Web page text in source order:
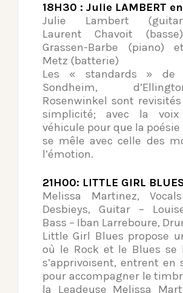
18H30 : Julie LAMBERT
Julie Lambert
Laurent Chavoit
Grassen-Barbe (piano)
Metz (batterie)
Les « standards » de
Sondheim,
Rosenwinkel sont
simplicité; avec la voix
véhicule pour que la
se mêle avec celle des
l’émotion.
21H00: LITTLE GIRL
Melissa Martinez,
Desbieys, Guitar –
Bass – Iban Larreboure,
Little Girl Blues propose
où le Rock et le Blues se
s’apprivoisent, entrent en
pour accompagner le
la Leadeuse Melissa